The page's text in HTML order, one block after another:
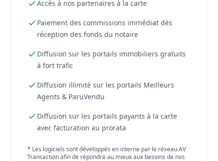
Accès à nos partenaires à la carte
Paiement des commissions immédiat dès
réception des fonds du notaire
Diffusion sur les portails immobiliers gratuits
à fort trafic
Diffusion illimité sur les portails Meilleurs
Agents & ParuVendu
Diffusion sur les portails payants à la carte
avec facturation au prorata
* Les logiciels sont développés en interne par le réseau AV
Transaction afin de répondre au mieux aux besoins de nos